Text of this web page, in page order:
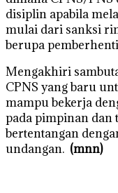
disiplin apabila
mulai dari sanksi
berupa
Mengakhiri
CPNS yang baru
mampu bekerja
pada pimpinan dan
bertentangan
undangan. (mnn)